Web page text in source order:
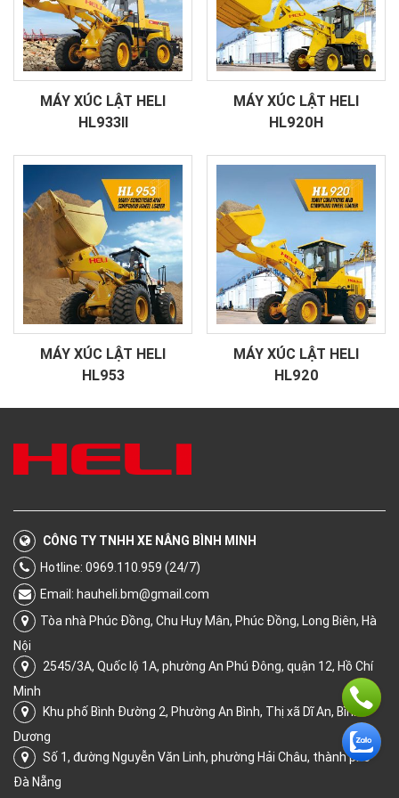
MÁY XÚC LẬT HELI
HL933II
MÁY XÚC LẬT HELI
HL920H
MÁY XÚC LẬT HELI
HL953
MÁY XÚC LẬT HELI
HL920
CÔNG TY TNHH XE NÂNG BÌNH MINH
Hotline: 0969.110.959 (24/7)
Email: hauheli.bm@gmail.com
Tòa nhà Phúc Đồng, Chu Huy Mân, Phúc Đồng, Long Biên, Hà
Nội
2545/3A, Quốc lộ 1A, phường An Phú Đông, quận 12, Hồ Chí
Minh
Khu phố Bình Đường 2, Phường An Bình, Thị xã Dĩ An, Bình
Dương
Số 1, đường Nguyễn Văn Linh, phường Hải Châu, thành phố
Đà Nẵng